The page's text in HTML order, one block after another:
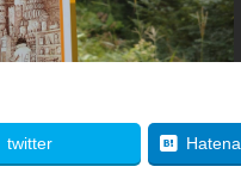
twitter Hatena